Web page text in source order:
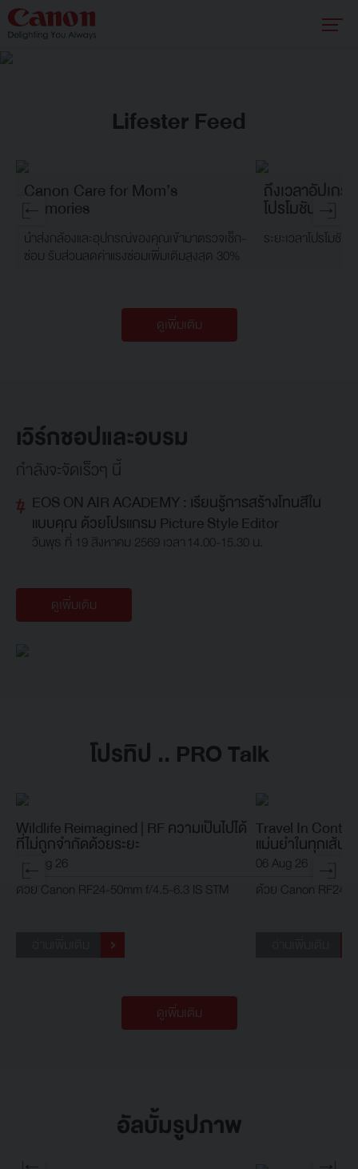
Lifester Feed
Canon Care for Mom’s
Memories
นำส่งกล้องและอุปกรณ์ของคุณเข้ามาตรวจเช็ก-
ซ่อม รับส่วนลดค่าแรงซ่อมเพิ่มเติมสูงสุด 30%
ถึงเวลาอัปเก
โปรโมชันพิเศ
ระยะเวลาโปรโมชั
ดูเพิ่มเติม
เวิร์กชอปและอบรม
กำลังจะจัดเร็วๆ นี้
EOS ON AIR ACADEMY : เรียนรู้การสร้างโทนสีใน
แบบคุณ ด้วยโปรแกรม Picture Style Editor
วันพุธ ที่ 19 สิงหาคม 2569 เวลา 14.00-15.30 น.
ดูเพิ่มเติม
โปรทิป .. PRO Talk
Wildlife Reimagined | RF ความเป็นไปได้
ที่ไม่ถูกจำกัดด้วยระยะ
06 Aug 26
ด้วย Canon RF24-50mm f/4.5-6.3 IS STM
Travel In
แม่นยำในทุกเส้น
06 Aug 26
ด้วย Canon RF24-
ดูเพิ่มเติม
อัลบั้มรูปภาพ